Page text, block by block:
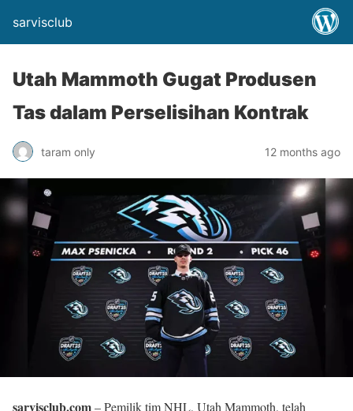
sarvisclub
Utah Mammoth Gugat Produsen
Tas dalam Perselisihan Kontrak
taram only 12 months ago
sarvisclub.com– Pemilik tim NHL, Utah Mammoth, telah